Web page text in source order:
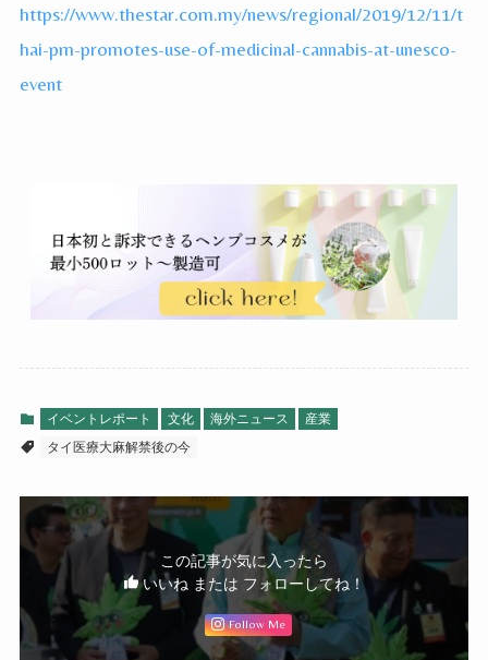
https://www.thestar.com.my/news/regional/2019/12/11/t
hai-pm-promotes-use-of-medicinal-cannabis-at-unesco-
event
イベントレポート 文化 海外ニュース
産業
タイ医療大麻解禁後の今
この記事が気に入ったら
いいね または フォローしてね！
Follow Me